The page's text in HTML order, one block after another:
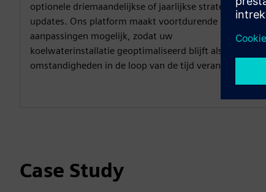
optionele driemaandelijkse of jaarlijkse strategie-
updates. Ons platform maakt voortdurende
aanpassingen mogelijk, zodat uw
koelwaterinstallatie geoptimaliseerd blijft als de
omstandigheden in de loop van de tijd veranderen.
Case Study